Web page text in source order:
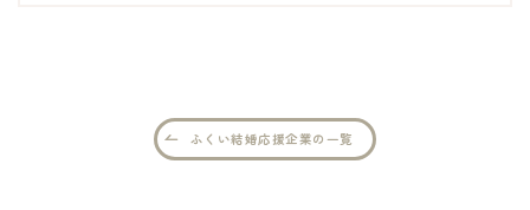
ふくい結婚応援企業の一覧